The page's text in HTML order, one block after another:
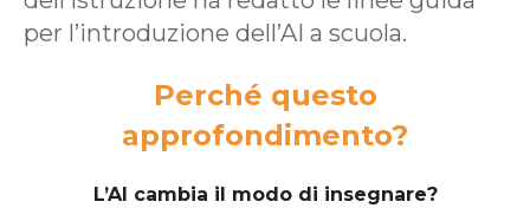
per l’introduzione dell’AI a scuola.
Perché questo
approfondimento?
L’AI cambia il modo di insegnare?